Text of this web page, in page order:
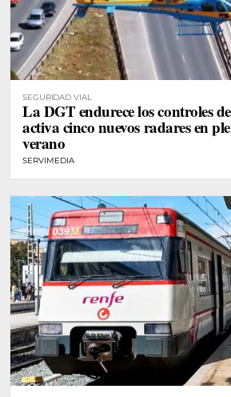
SEGURIDAD VIAL
La DGT endurece los controles
activa cinco nuevos radares en
verano
SERVIMEDIA